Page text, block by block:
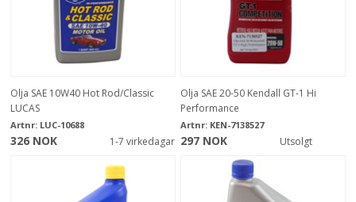
Olja SAE 10W40 Hot Rod/Classic
LUCAS
Artnr: LUC-10688
326 NOK 1-7 virkedagar
Olja SAE 20-50 Kendall GT-1 Hi
Performance
Artnr: KEN-7138527
297 NOK Utsolgt